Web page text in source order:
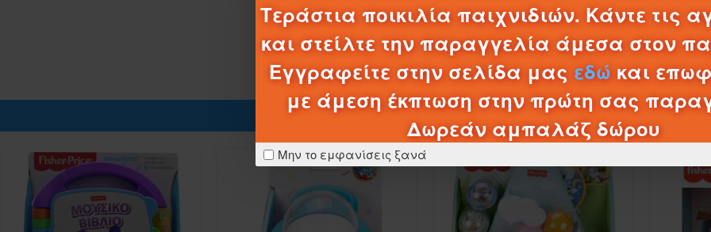
Τεράστια ποικιλία παιχνιδιών. Κάντε τις
και στείλτε την παραγγελία άμεσα στον
Εγγραφείτε στην σελίδα μας εδώ και
με άμεση έκπτωση στην πρώτη σας
Δωρεάν αμπαλάζ δώρου
Μην το εμφανίσεις ξανά
ΚΑΛΆΘΙ
ΠΡΟΪΌΝΤΑ ΚΑΤΗΓΟΡΊΑΣ